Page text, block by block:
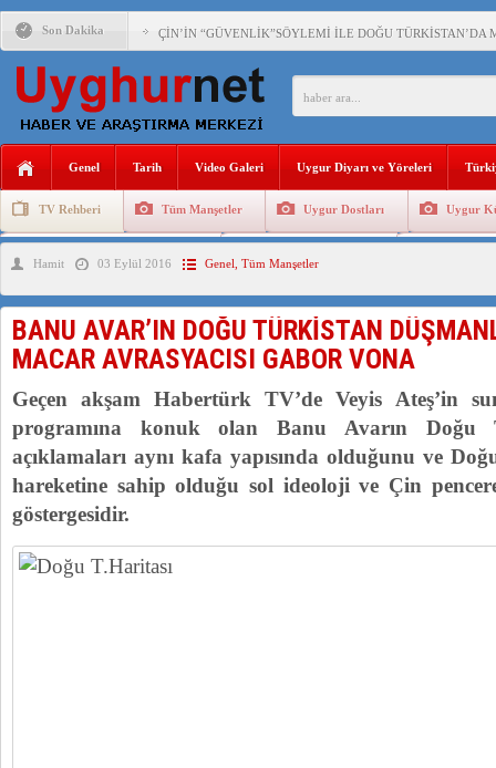
Son Dakika ÇİN’İN “GÜVENLİK”SÖYLEMİ İLE DOĞU TÜRKİSTAN’DA
PAKİSTAN,AFGANİSTAN’DA YAŞAYAN UYGURLARA
ANAHTAR PARTİ GENEL BAŞKANI AĞIRALİOĞLU :
ÇİN’İN DOĞU TÜRKİSTAN’DAKİ UYGULAMALARI
150 YILDIR KAYNAYAN YARAMIZ : ÇİN İŞGALİNDEKİ
ÇİN’İN UYGUR POLİTİKALARINI ÖVEN DİYANET
MHP’DEN URUMÇİ KATLİAMI MESAJİ : 05.07.2009
Genel Tarih Video Galeri Uygur Diyarı ve Yöreleri
TV Rehberi Tüm Manşetler Uygur Dostları Uygur
Uygurlarda Düğün ve Cenaze
Hamit 03 Eylül 2016 Genel Tüm Manşetler
BANU AVAR’IN DOĞU TÜRKİSTAN
MACAR AVRASYACISI GABOR VONA
Geçen akşam Habertürk TV’de Veyis Ateş’in
programına konuk olan Banu Avarın Doğu
açıklamaları aynı kafa yapısında olduğunu ve
hareketine sahip olduğu sol ideoloji ve Çin
göstergesidir.